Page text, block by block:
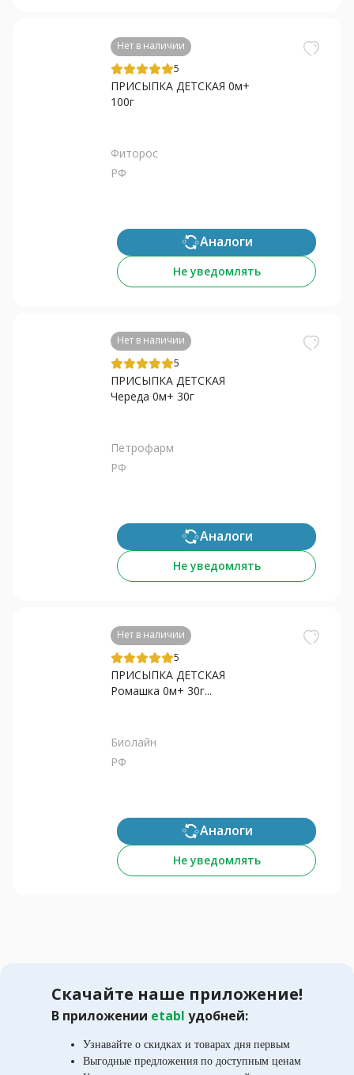
Нет в наличии
5
ПРИСЫПКА ДЕТСКАЯ 0м+
100г
Фиторос
РФ
Аналоги
Не уведомлять
Нет в наличии
5
ПРИСЫПКА ДЕТСКАЯ
Череда 0м+ 30г
Петрофарм
РФ
Аналоги
Не уведомлять
Нет в наличии
5
ПРИСЫПКА ДЕТСКАЯ
Ромашка 0м+ 30г...
Биолайн
РФ
Аналоги
Не уведомлять
Скачайте наше приложение!
В приложении etabl удобней:
Узнавайте о скидках и товарах дня первым
Выгодные предложения по доступным ценам